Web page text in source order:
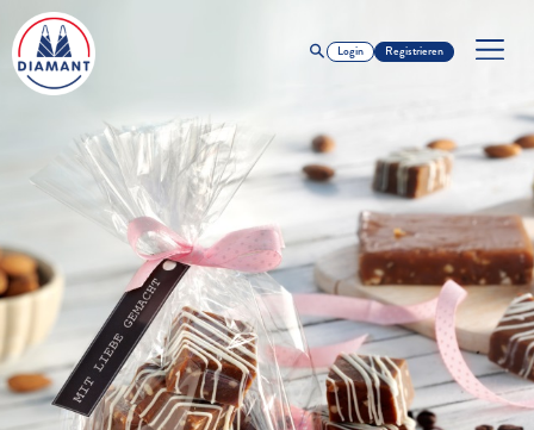
Login Registrieren